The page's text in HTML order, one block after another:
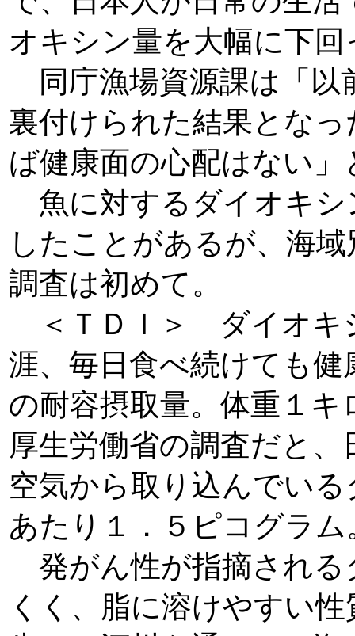
オキシン量を大幅に下回
同庁漁場資源課は「以
裏付けられた結果とな
ば健康面の心配はない
魚に対するダイオキシ
したことがあるが、海
調査は初めて。
＜ＴＤＩ＞ ダイオキ
涯、毎日食べ続けても
の耐容摂取量。体重１
厚生労働省の調査だと
空気から取り込んでい
あたり１．５ピコグラム
発がん性が指摘される
くく、脂に溶けやすい